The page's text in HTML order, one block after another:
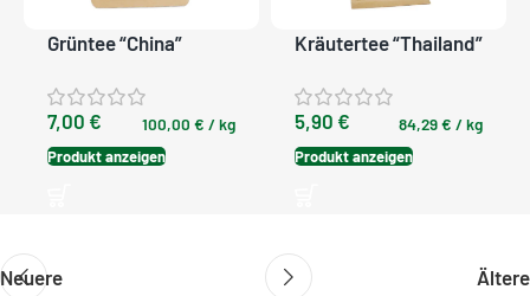
Grüntee “China”
7,00 € 100,00 € /kg
Produkt anzeigen
Kräutertee “Thailand”
5,90 € 84,29€ /kg
Produkt anzeigen
Neuere Ältere